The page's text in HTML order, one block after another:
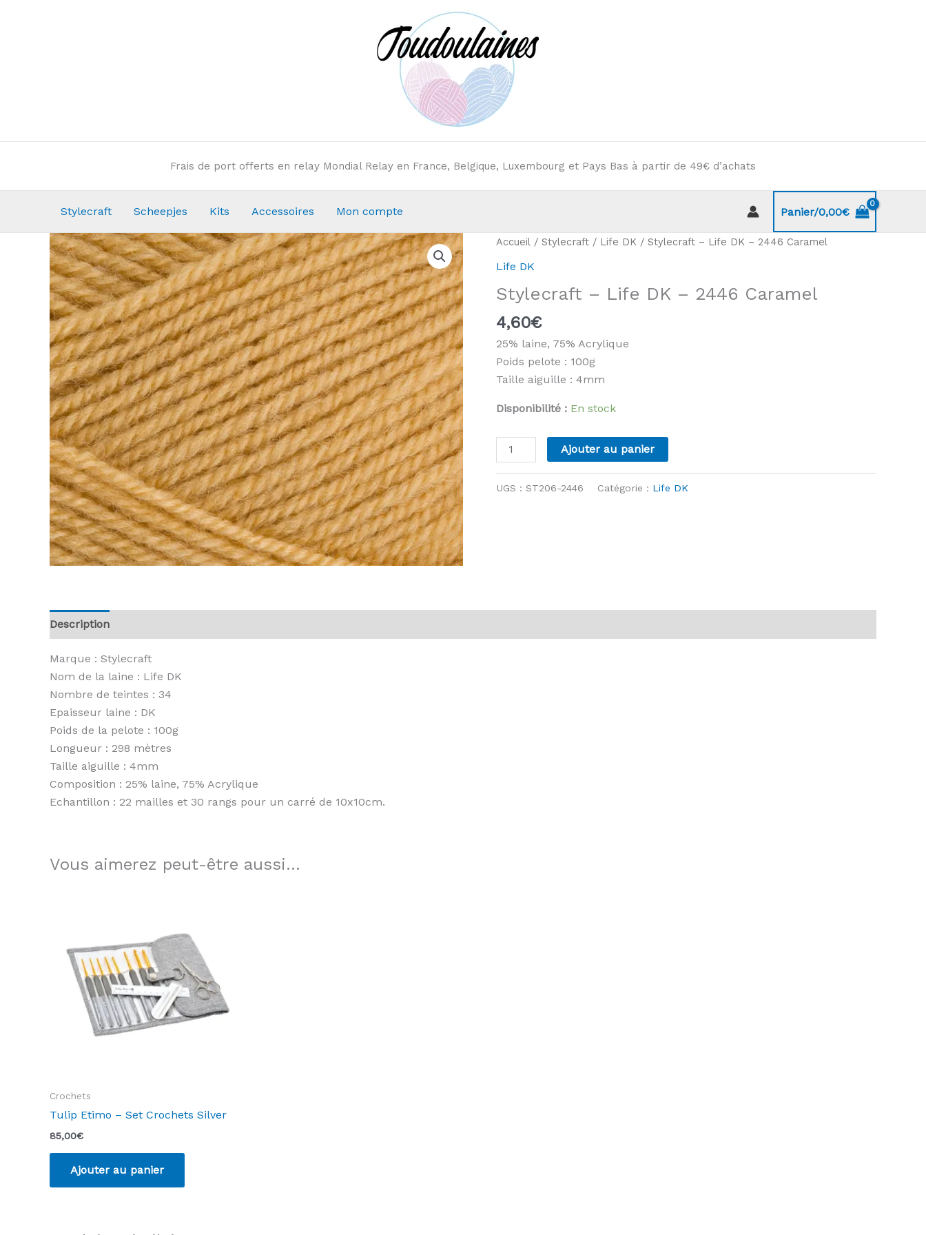
Frais de port offerts en relay Mondial Relay en France, Belgique, Luxembourg et Pays Bas à partir de 49€ d’achats
Stylecraft Scheepjes Kits Accessoires Mon compte Panier/0,00€
Accueil / Stylecraft / Life DK / Stylecraft – Life DK – 2446 Caramel
Life DK
Stylecraft – Life DK – 2446 Caramel
4,60€
25% laine, 75% Acrylique
Poids pelote : 100g
Taille aiguille : 4mm
Disponibilité : En stock
quantité
de
Ajouter au panier
UGS : ST206-2446 Catégorie : Life DK
Description
Marque : Stylecraft
Nom de la laine : Life DK
Nombre de teintes : 34
Epaisseur laine : DK
Poids de la pelote : 100g
Longueur : 298 mètres
Taille aiguille : 4mm
Composition : 25% laine, 75% Acrylique
Echantillon : 22 mailles et 30 rangs pour un carré de 10x10cm.
Vous aimerez peut-être aussi…
Crochets
Tulip Etimo – Set Crochets Silver
85,00€
Ajouter au panier